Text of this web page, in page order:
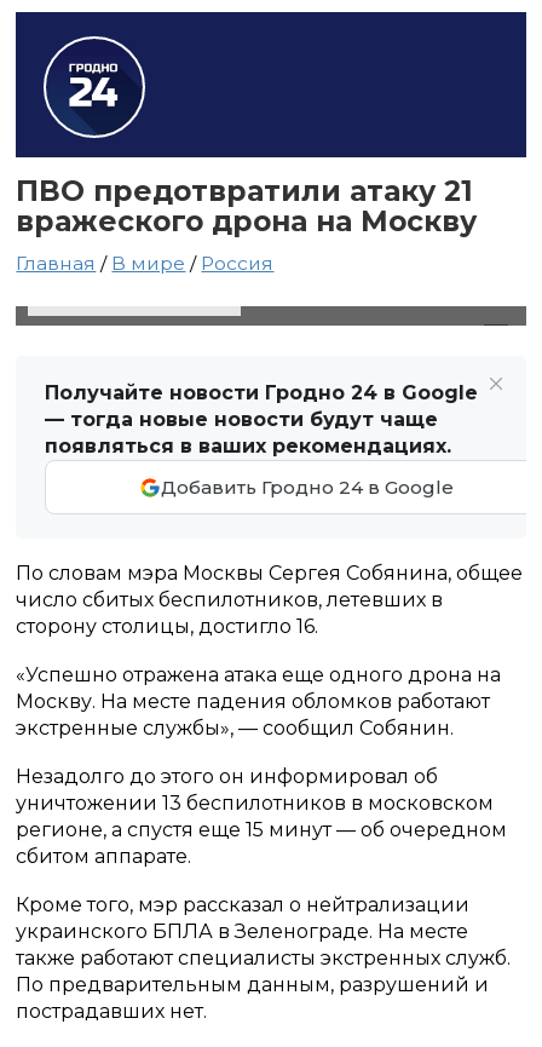
ПВО предотвратили атаку 21
вражеского дрона на Москву
Главная / В мире / Россия
Получайте новости Гродно 24 в Google
— тогда новые новости будут чаще
появляться в ваших рекомендациях.
Добавить Гродно 24 в Google
По словам мэра Москвы Сергея Собянина, общее
число сбитых беспилотников, летевших в
сторону столицы, достигло 16.
«Успешно отражена атака еще одного дрона на
Москву. На месте падения обломков работают
экстренные службы», — сообщил Собянин.
Незадолго до этого он информировал об
уничтожении 13 беспилотников в московском
регионе, а спустя еще 15 минут — об очередном
сбитом аппарате.
Кроме того, мэр рассказал о нейтрализации
украинского БПЛА в Зеленограде. На месте
также работают специалисты экстренных служб.
По предварительным данным, разрушений и
пострадавших нет.